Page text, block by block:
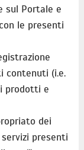
sul Portale e
le presenti
contenuti (i.e.
prodotti e
dei
presenti